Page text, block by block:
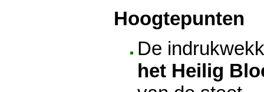
Hoogtepunten
De
het Heilig